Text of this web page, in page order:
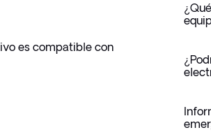
es compatible con